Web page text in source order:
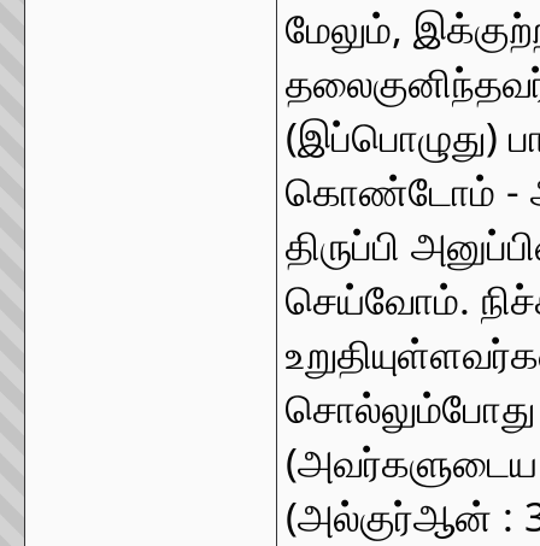
மேலும்,
(இப்பொழுது)
கொண்டோம் -
திருப்பி
செய்வோம்.
சொல்லும்போது
(அல்குர்ஆன் :